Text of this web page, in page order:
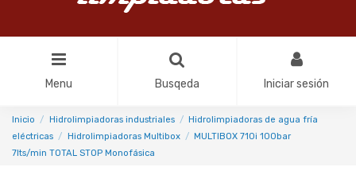
Menu Busqeda Iniciar sesión
Inicio Hidrolimpiadoras industriales
Hidrolimpiadoras de agua fría
eléctricas
Hidrolimpiadoras Multibox
MULTIBOX 710i 100bar
7lts/min TOTAL STOP Monofásica